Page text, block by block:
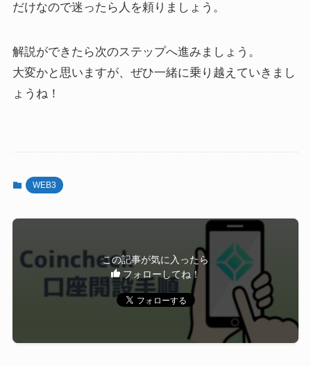
だけなので迷ったら人を頼りましょう。
解説ができたら次のステップへ進みましょう。
大変かと思いますが、ぜひ一緒に乗り越えていきまし
ょうね！
WEB3
この記事が気に入ったら
フォローしてね！